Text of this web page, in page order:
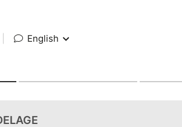
English